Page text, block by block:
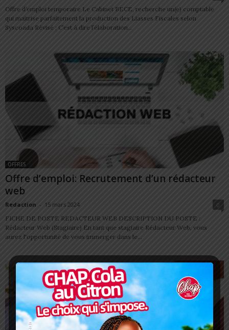
Offre d’emploi temporaire Le Cabinet BECE, recherche un(e) comptable
qui maitrise parfaitement la production des Liasses Fiscales selon
Syscoada Révisé ; C’est à dire l’élaboration...
OFFRES
Offre d’emploi: Recrutement d’un rédacteur
web
Redaction - 15 mars 2024
0
FICHE DE POSTE REDACTEUR WEB DESCRIPTION DU POSTE :
Rédacteur Web (Stagiaire) En tant que stagiaire Rédacteur Web, vous
aurez l'opportunité de vous immerger dans le...